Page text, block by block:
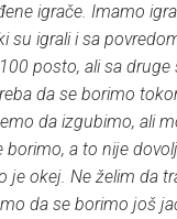
igrače. Imamo
su igrali i sa
posto, ali sa druge
da se borimo
da izgubimo, ali
borimo, a to nije
je okej. Ne želim da
da se borimo još